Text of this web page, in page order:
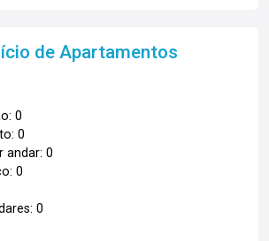
de Apartamentos
0
0
andar: 0
0
0